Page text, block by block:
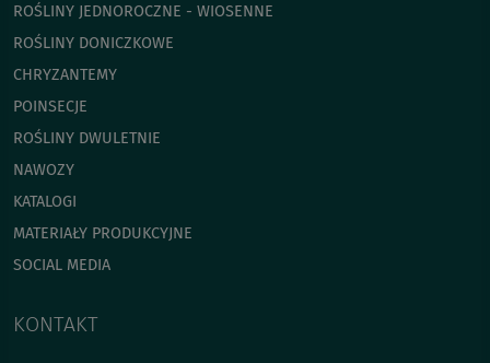
ROŚLINY JEDNOROCZNE - WIOSENNE
ROŚLINY DONICZKOWE
CHRYZANTEMY
POINSECJE
ROŚLINY DWULETNIE
NAWOZY
KATALOGI
MATERIAŁY PRODUKCYJNE
SOCIAL MEDIA
KONTAKT